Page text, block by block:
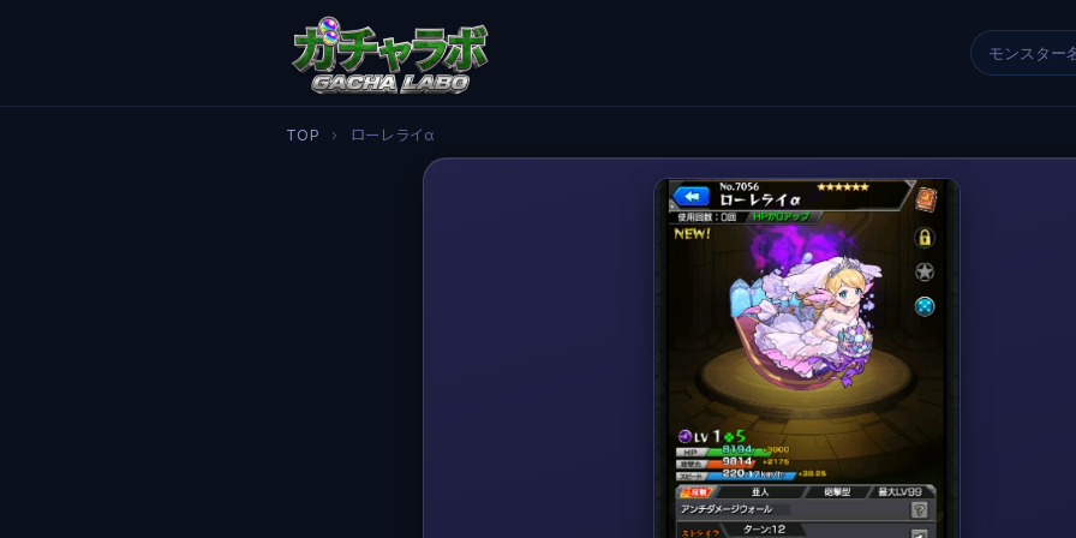
TOP › ローレライα